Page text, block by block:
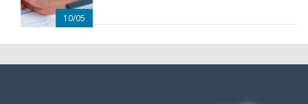
10/05